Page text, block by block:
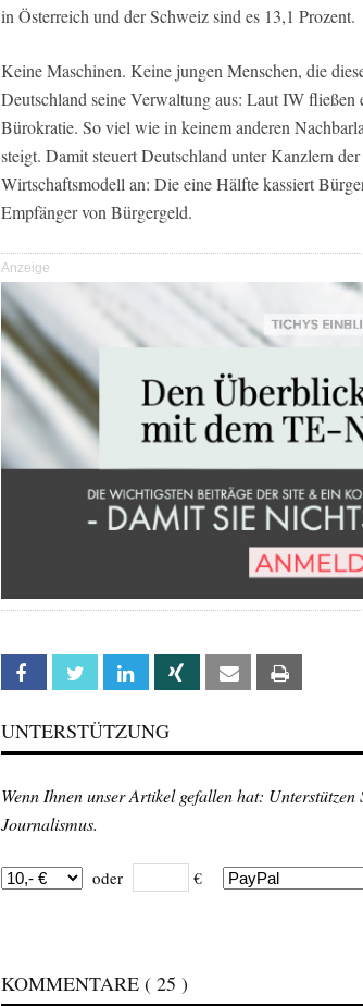
in Österreich und der Schweiz sind es 13,1 Prozent.
Keine Maschinen. Keine jungen Menschen, die
Deutschland seine Verwaltung aus: Laut IW
Bürokratie. So viel wie in keinem anderen
steigt. Damit steuert Deutschland unter Kanzlern
Wirtschaftsmodell an: Die eine Hälfte kassiert
Empfänger von Bürgergeld.
Anzeige
Facebook Twitter Linkedin Xing Email
UNTERSTÜTZUNG
Wenn Ihnen unser Artikel gefallen hat: Unterstützen
Journalismus.
oder €
KOMMENTARE ( 25 )